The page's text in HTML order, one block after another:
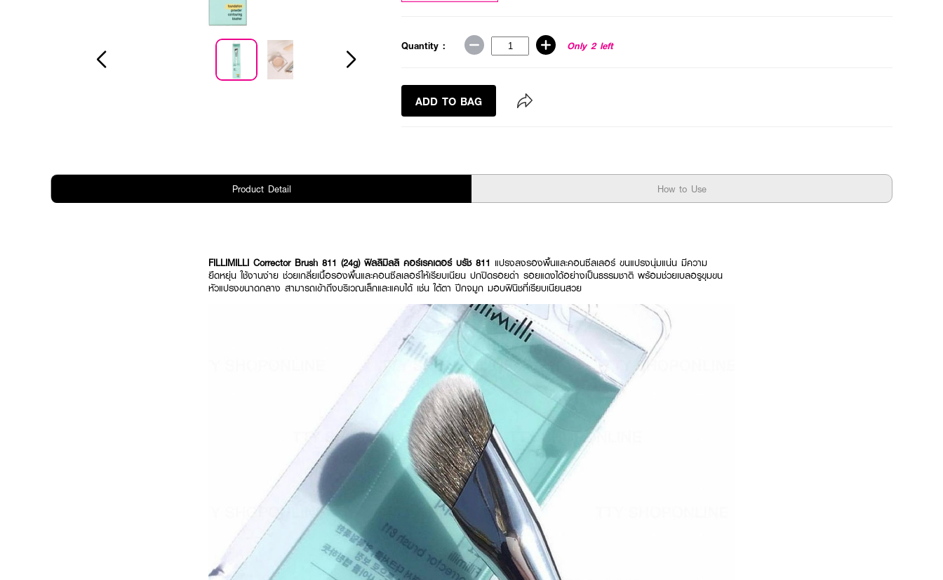
Quantity : Only 2 left
ADD TO BAG
Product Detail How to Use
FILLIMILLI Corrector Brush 811 (24g) ฟิลลิมิลลิ คอร์เรคเตอร์ บรัช 811 แปรงลงรองพื้นและคอนซีลเลอร์ ขนแปรงนุ่มแน่น มีความ
ยืดหยุ่น ใช้งานง่าย ช่วยเกลี่ยเนื้อรองพื้นและคอนซีลเลอร์ให้เรียบเนียน ปกปิดรอยดำ รอยแดงได้อย่างเป็นธรรมชาติ พร้อมช่วยเบลอรูขุมขน
หัวแปรงขนาดกลาง สามารถเข้าถึงบริเวณเล็กและแคบได้ เช่น ใต้ตา ปีกจมูก มอบฟินิชที่เรียบเนียนสวย